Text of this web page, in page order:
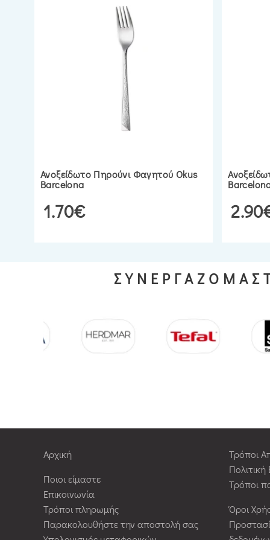
Ανοξείδωτο Πηρούνι Φαγητού Okus
Barcelona
1.70€
Αρχική
Ποιοι είμαστε
Επικοινωνία
Τρόποι πληρωμής
Παρακολουθήστε την αποστολή σας
Τρόποι
Τρόποι
Όροι